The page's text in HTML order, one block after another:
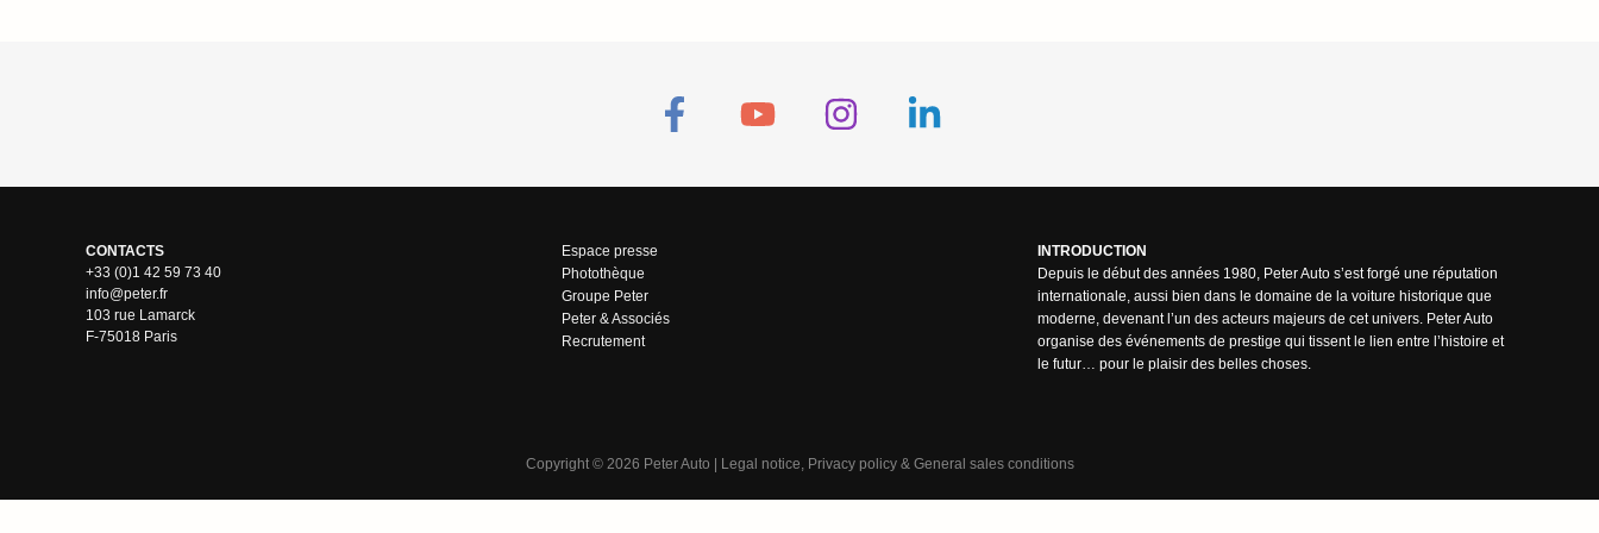
CONTACTS
+33 (0)1 42 59 73 40
info@peter.fr
103 rue Lamarck
F-75018 Paris
Espace presse
Photothèque
Groupe Peter
Peter & Associés
Recrutement
INTRODUCTION
Depuis le début des années 1980, Peter Auto s’est forgé une réputation
internationale, aussi bien dans le domaine de la voiture historique que
moderne, devenant l’un des acteurs majeurs de cet univers. Peter Auto
organise des événements de prestige qui tissent le lien entre l’histoire et
le futur… pour le plaisir des belles choses.
Copyright ©2026 Peter Auto | Legal notice Privacy policy& General sales conditions